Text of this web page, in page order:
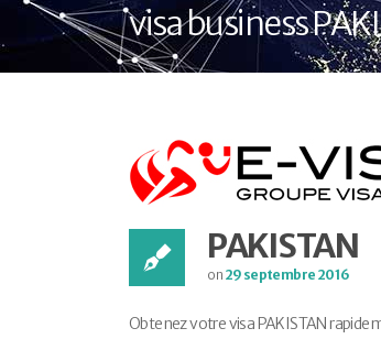
visa business
PAKISTAN
on 29 septembre 2016
Obtenez votre visa PAKISTAN